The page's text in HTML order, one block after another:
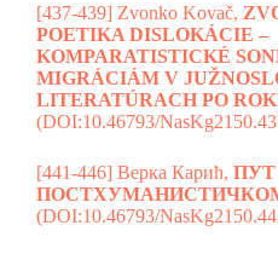
[437-439] Zvonko Kovač,
POETIKA DISLOKÁCIE –
KOMPARATISTICKÉ
MIGRÁCIÁM V
LITERATÚRACH PO
(DOI:10.46793/
[441-446] Верка Карић, ПУТ
(DOI:10.46793/